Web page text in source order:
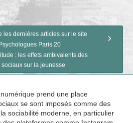
les dernières articles sur le site
Paris 20
: les effets ambivalents des
sur la jeunesse
prend une place
se sont imposés comme des
sociabilité moderne, en particulier